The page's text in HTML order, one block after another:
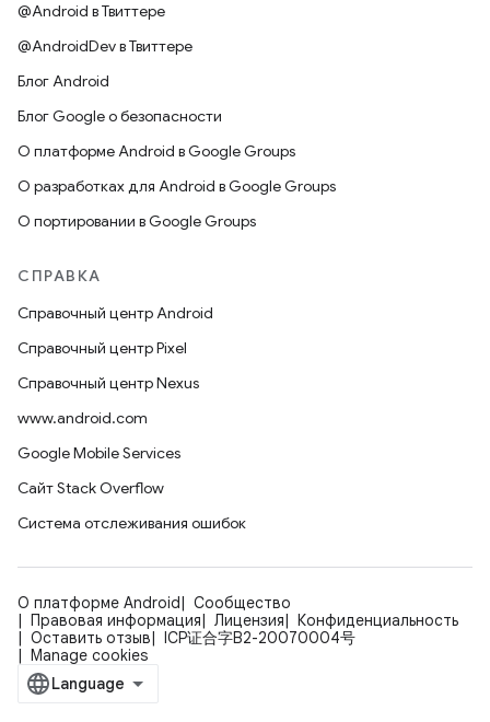
@Android в Твиттере
@AndroidDev в Твиттере
Блог Android
Блог Google о безопасности
О платформе Android в Google Groups
О разработках для Android в Google Groups
О портировании в Google Groups
СПРАВКА
Справочный центр Android
Справочный центр Pixel
Справочный центр Nexus
www.android.com
Google Mobile Services
Сайт Stack Overflow
Система отслеживания ошибок
О платформе Android
Сообщество
Правовая информация
Лицензия
Конфиденциальность
Оставить отзыв
ICP证合字B2-20070004号
Manage cookies